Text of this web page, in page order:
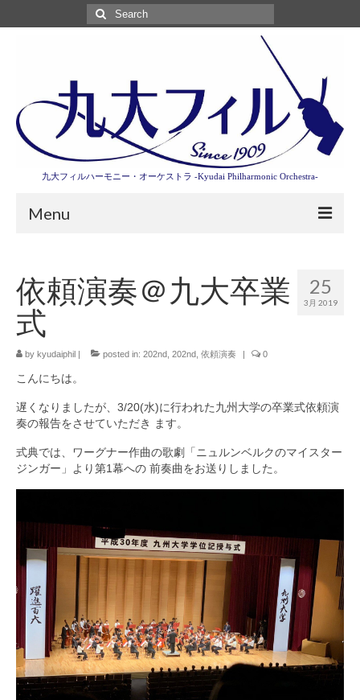
Search
for:
九大フィルハーモニー・オーケストラ -Kyudai Philharmonic Orchestra-
Menu
演奏会情報
卒業記念演奏会2027
九大フィルとは
ご寄付のお願い
演奏会の歴史
出張演奏
九大フィル特集ページ
団員専用ページ
25
3月 2019
依頼演奏＠九大卒業
式
by kyudaiphil posted in: 202nd 202nd 依頼演奏 0
こんにちは。
遅くなりましたが、3/20(水)に行われた九州大学の卒業式依頼演
奏の報告をさせていただき ます。
式典では、ワーグナー作曲の歌劇「ニュルンベルクのマイスター
ジンガー」より第1幕への 前奏曲をお送りしました。